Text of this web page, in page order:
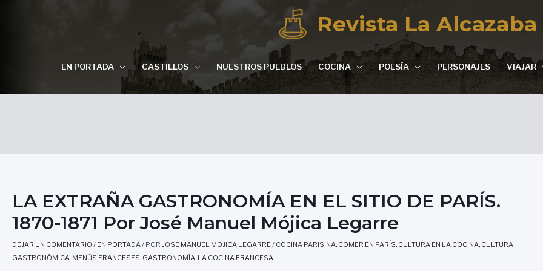
Revista La Alcazaba
EN PORTADA CASTILLOS NUESTROS PUEBLOS COCINA POESÍA PERSONAJES VIAJAR
LA EXTRAÑA GASTRONOMÍA EN EL SITIO DE PARÍS.
1870-1871 Por José Manuel Mójica Legarre
DEJAR UN COMENTARIO / EN PORTADA/ POR JOSE MANUEL MOJICA LEGARRE/ COCINA PARISINA, COMER EN PARÍS, CULTURA EN LA COCINA, CULTURA
GASTRONÓMICA. MENÚS FRANCESES, GASTRONOMÍA, LA COCINA FRANCESA